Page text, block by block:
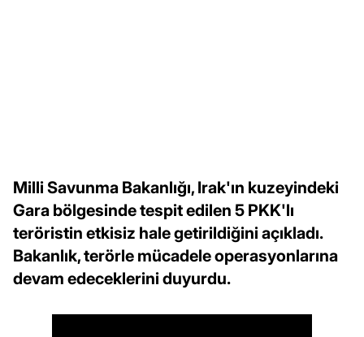
Milli Savunma Bakanlığı, Irak'ın kuzeyindeki
Gara bölgesinde tespit edilen 5 PKK'lı
teröristin etkisiz hale getirildiğini açıkladı.
Bakanlık, terörle mücadele operasyonlarına
devam edeceklerini duyurdu.